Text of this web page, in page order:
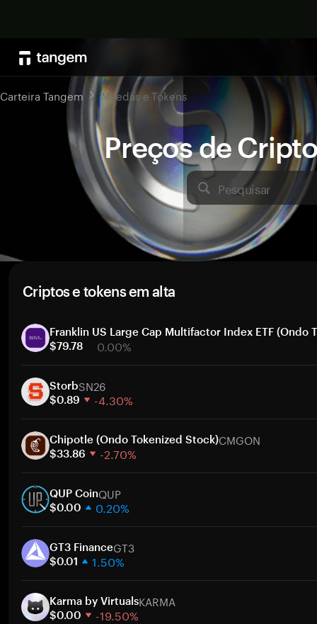
Preços de
Pesquisar
Carteira Tangem Moedas e Tokens
Criptos e tokens em alta
Franklin US Large Cap Multifactor Index ETF (Ondo
$79.78
0.00%
30 dias
Capitalização de mercado
StorbSN26
$0.89 -4.30%
30 dias
Capitalização de mercado
Chipotle (Ondo Tokenized Stock)CMGON
$33.86 -2.70%
30 dias
Capitalização de mercado
QUP CoinQUP
$0.00 0.20%
30 dias
Capitalização de mercado
GT3 FinanceGT3
$0.01 1.50%
30 dias
Capitalização de mercado
Karma by VirtualsKARMA
$0.00 -19.50%